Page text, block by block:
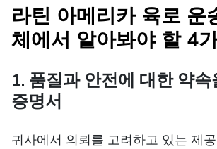
라틴 아메리카 육로 운
체에서 알아봐야 할 4
1. 품질과 안전에 대한 약
증명서
귀사에서 의뢰를 고려하고 있는 제